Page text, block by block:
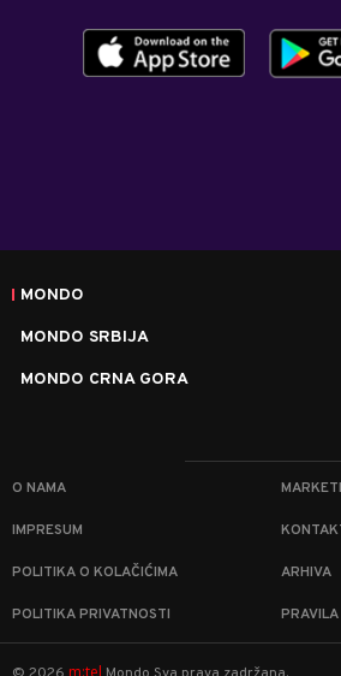
MONDO
MONDO SRBIJA
MONDO CRNA GORA
O NAMA
IMPRESUM
POLITIKA O KOLAČIĆIMA ARHIVA
POLITIKA PRIVATNOSTI
m:tel